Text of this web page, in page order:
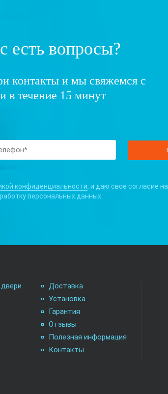
есть вопросы?
контакты и мы свяжемся с
в течение 15 минут
конфиденциальности, и даю свое согласие на
персональных данных.
Доставка
Установка
Гарантия
Отзывы
Полезная информация
Контакты